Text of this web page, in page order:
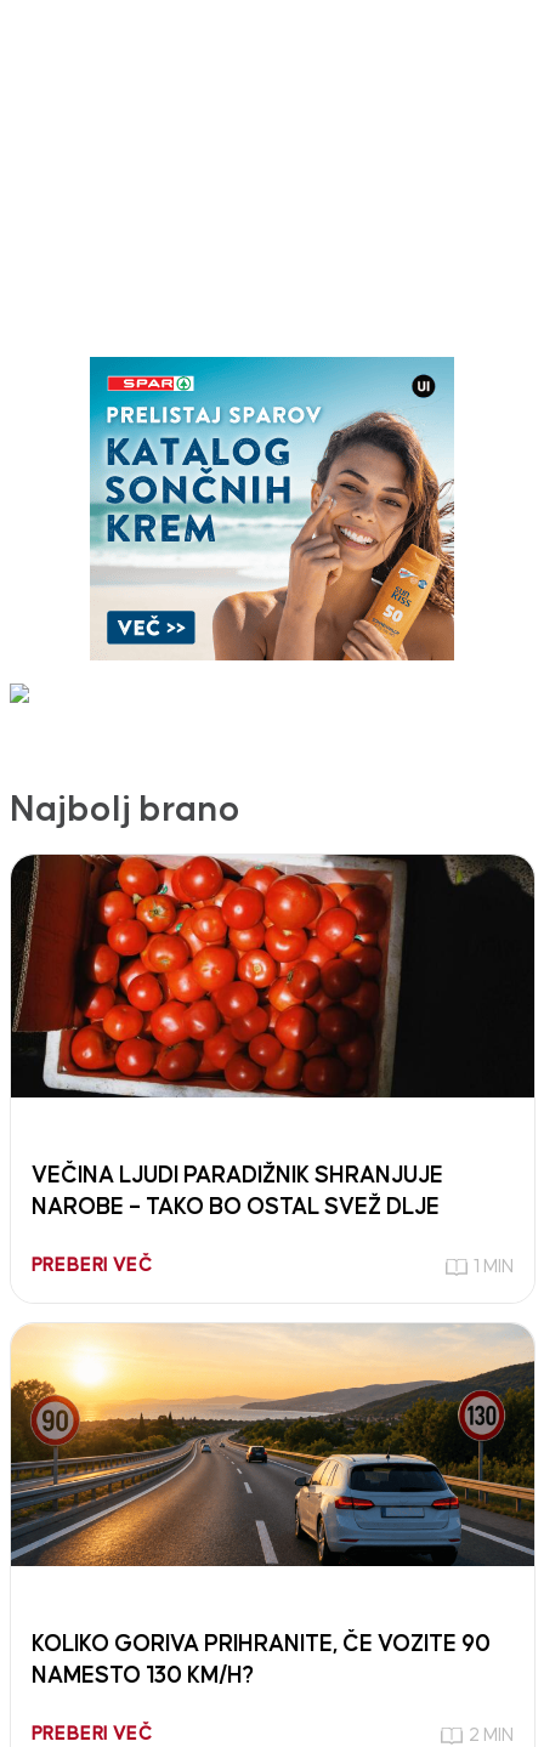
Najbolj brano
VEČINA LJUDI PARADIŽNIK SHRANJUJE
NAROBE – TAKO BO OSTAL SVEŽ DLJE
PREBERI VEČ 1 MIN
KOLIKO GORIVA PRIHRANITE, ČE VOZITE 90
NAMESTO 130 KM/H?
PREBERI VEČ 2 MIN